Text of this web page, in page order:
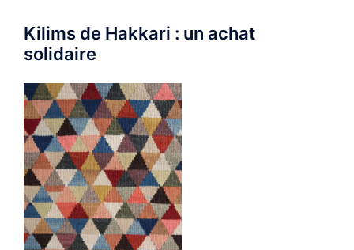
Kilims de Hakkari : un achat
solidaire